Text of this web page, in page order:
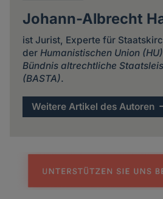
Johann-Albrecht
ist Jurist, Experte für
der Humanistischen Union (HU)
Bündnis altrechtliche
(BASTA).
Weitere Artikel des Autoren